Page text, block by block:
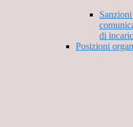
di
Posizioni